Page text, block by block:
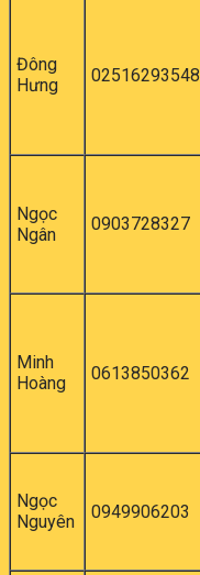
Đông
Hưng
02516293548
Ngọc
Ngân
0903728327
Minh
Hoàng
0613850362
Ngọc
Nguyên
0949906203